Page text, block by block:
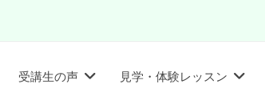
受講生の声 見学・体験レッスン